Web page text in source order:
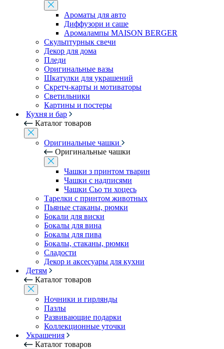
Ароматы для авто
Диффузори и саше
Аромалампы MAISON BERGER
Скульптурнык свечи
Декор для дома
Пледи
Оригинальные вазы
Шкатулки для украшений
Скретч-карты и мотиваторы
Светильники
Картины и постеры
Кухня и бар
Каталог товаров
Оригинальные чашки
Оригинальные чашки
Чашки з принтом тварин
Чашки с надписями
Чашки Сьо ти хоцесь
Тарелки с принтом животных
Пьяные стаканы, рюмки
Бокали для виски
Бокалы для вина
Бокалы для пива
Бокалы, стаканы, рюмки
Сладости
Декор и аксесуары для кухни
Детям
Каталог товаров
Ночники и гирлянды
Пазлы
Развивающие подарки
Коллекционные уточки
Украшения
Каталог товаров